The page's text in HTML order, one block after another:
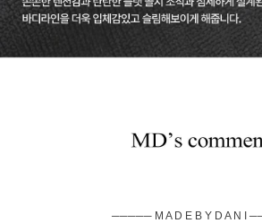
───── M A D E B Y D A N I